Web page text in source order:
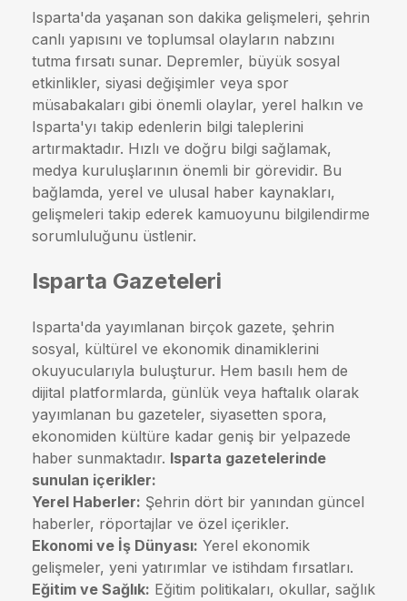
Isparta'da yaşanan son dakika gelişmeleri, şehrin
canlı yapısını ve toplumsal olayların nabzını
tutma fırsatı sunar. Depremler, büyük sosyal
etkinlikler, siyasi değişimler veya spor
müsabakaları gibi önemli olaylar, yerel halkın ve
Isparta'yı takip edenlerin bilgi taleplerini
artırmaktadır. Hızlı ve doğru bilgi sağlamak,
medya kuruluşlarının önemli bir görevidir. Bu
bağlamda, yerel ve ulusal haber kaynakları,
gelişmeleri takip ederek kamuoyunu bilgilendirme
sorumluluğunu üstlenir.
Isparta Gazeteleri
Isparta'da yayımlanan birçok gazete, şehrin
sosyal, kültürel ve ekonomik dinamiklerini
okuyucularıyla buluşturur. Hem basılı hem de
dijital platformlarda, günlük veya haftalık olarak
yayımlanan bu gazeteler, siyasetten spora,
ekonomiden kültüre kadar geniş bir yelpazede
haber sunmaktadır. Isparta gazetelerinde
sunulan içerikler:
Yerel Haberler: Şehrin dört bir yanından güncel
haberler, röportajlar ve özel içerikler.
Ekonomi ve İş Dünyası: Yerel ekonomik
gelişmeler, yeni yatırımlar ve istihdam fırsatları.
Eğitim ve Sağlık: Eğitim politikaları, okullar, sağlık